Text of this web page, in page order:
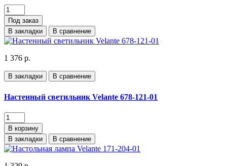
Под заказ
В закладки
В сравнение
1 376 р.
В закладки В сравнение
Настенный светильник Velante 678-121-01
В корзину
В закладки
В сравнение